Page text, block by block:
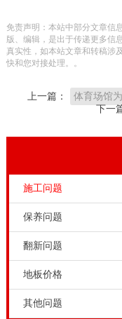
安装工艺中，运动
1、小小弹片作用大
倒，意外倒地的情
有着厉害的弹性，
垫层。
免责声明：本站中部分文章信
版、编辑，是出于传递更多信
真实性，如本站文章和转稿涉
快和您对接处理。。
上一篇：
体育场馆
下一
施工问题
保养问题
翻新问题
地板价格
其他问题